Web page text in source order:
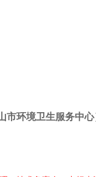
环境卫生服务中心